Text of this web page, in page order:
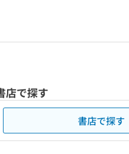
店で探す
書店で探す